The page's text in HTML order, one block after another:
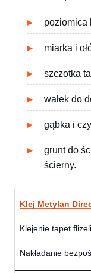
poziomica
miarka i
szczotka
wałek do
gąbka i
grunt do
ścierny.
Klej Metylan
Klejenie tapet
Nakładanie